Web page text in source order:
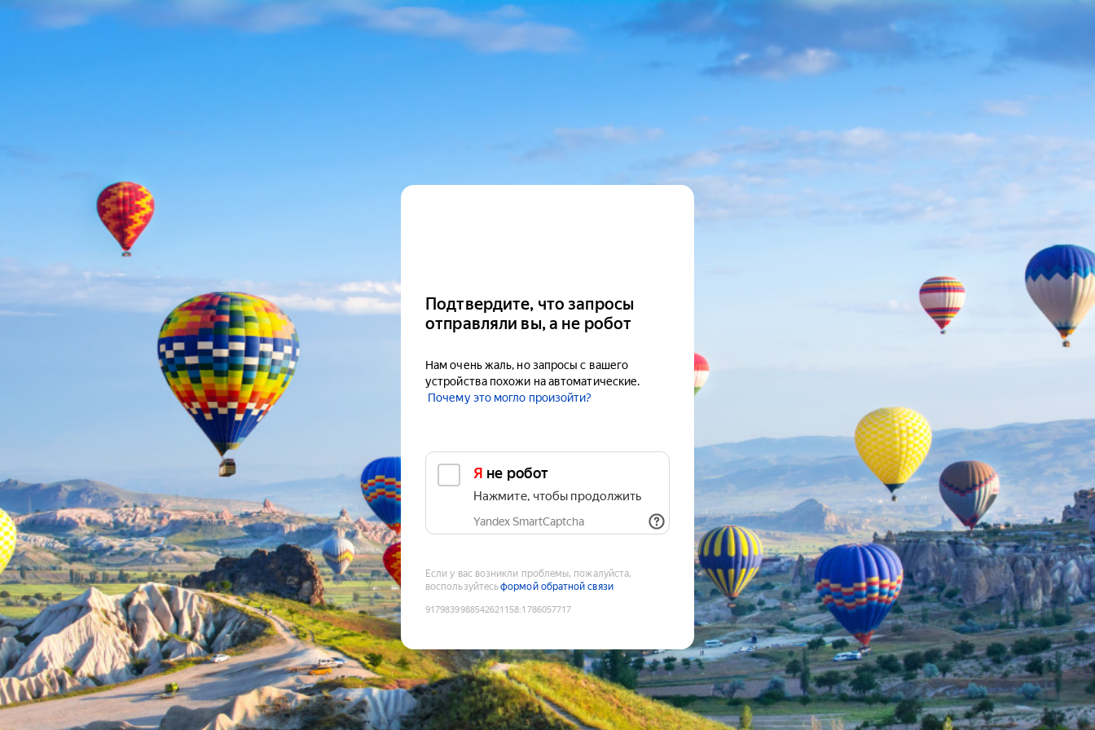
Подтвердите, что запросы
отправляли вы, а не робот
Нам очень жаль, но запросы с вашего
устройства похожи на автоматические.
Почему это могло произойти?
Я не робот
Нажмите, чтобы продолжить
Yandex SmartCaptcha
Если у вас возникли проблемы, пожалуйста,
воспользуйтесьформой обратной связи
9179839988542621158:1786057717